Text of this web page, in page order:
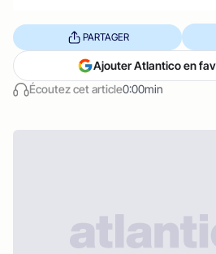
Écoutez cet article0:00min
PARTAGER
Ajouter Atlantico en